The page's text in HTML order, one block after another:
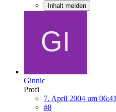
Inhalt melden
Ginnic
Profi
7. April 2004 um 06:41
#8